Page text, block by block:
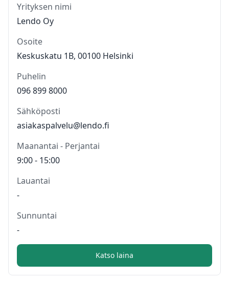
Yrityksen nimi
Lendo Oy
Osoite
Keskuskatu 1B, 00100 Helsinki
Puhelin
096 899 8000
Sähköposti
asiakaspalvelu@lendo.fi
Maanantai - Perjantai
9:00 - 15:00
Lauantai
-
Sunnuntai
-
Katso laina